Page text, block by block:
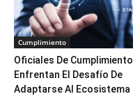
Cumplimiento
Oficiales De Cumplimiento
Enfrentan El Desafío De
Adaptarse Al Ecosistema